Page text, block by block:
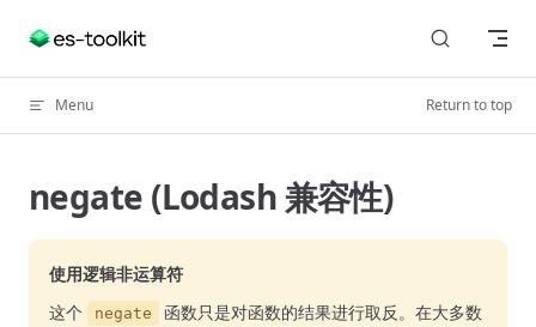
Skip to content
Menu Return to top
negate (Lodash 兼容性)
使用逻辑非运算符
这个
negate
函数只是对函数的结果进行取反。在大多数